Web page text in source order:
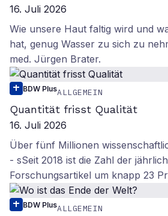
16. Juli 2026
Wie unsere Haut faltig wird und
hat, genug Wasser zu sich zu
med. Jürgen Brater.
BDW PlusALLGEMEIN
Quantität frisst Qualität
16. Juli 2026
Über fünf Millionen
- sSeit 2018 ist die Zahl der
Forschungsartikel um knapp 23
BDW PlusALLGEMEIN